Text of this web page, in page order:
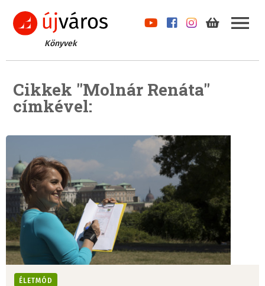
Könyvek
Cikkek "Molnár Renáta"
címkével:
ÉLETMÓD